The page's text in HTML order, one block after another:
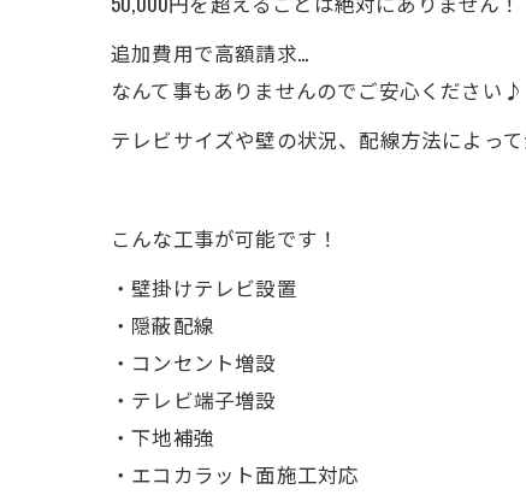
追加費用で高額請求…
なんて事もありませんのでご安心ください♪
テレビサイズや壁の状況、配線方法によっ
こんな工事が可能です！
・壁掛けテレビ設置
・隠蔽配線
・コンセント増設
・テレビ端子増設
・下地補強
・エコカラット面施工対応